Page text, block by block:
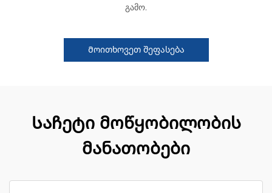
გამო.
Მოითხოვეთ შეფასება
Საჩეტი მოწყობილობის
მანათობები